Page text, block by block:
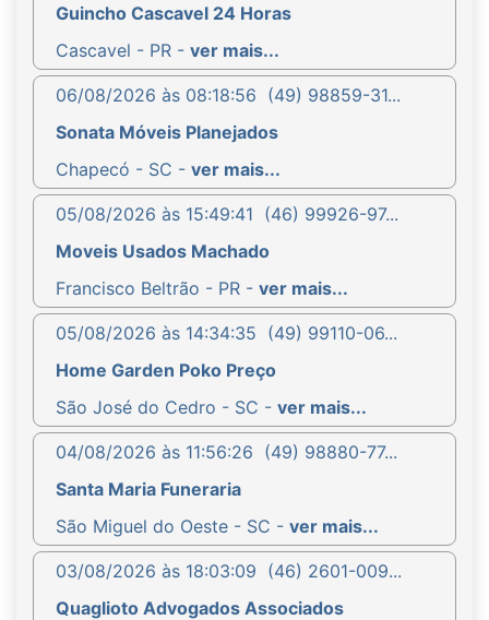
Guincho Cascavel 24 Horas
Cascavel - PR - ver mais...
06/08/2026 às 08:18:56 (49) 98859-31...
Sonata Móveis Planejados
Chapecó - SC - ver mais...
05/08/2026 às 15:49:41 (46) 99926-97...
Moveis Usados Machado
Francisco Beltrão - PR - ver mais...
05/08/2026 às 14:34:35 (49) 99110-06...
Home Garden Poko Preço
São José do Cedro - SC - ver mais...
04/08/2026 às 11:56:26 (49) 98880-77...
Santa Maria Funeraria
São Miguel do Oeste - SC - ver mais...
03/08/2026 às 18:03:09 (46) 2601-009...
Quaglioto Advogados Associados